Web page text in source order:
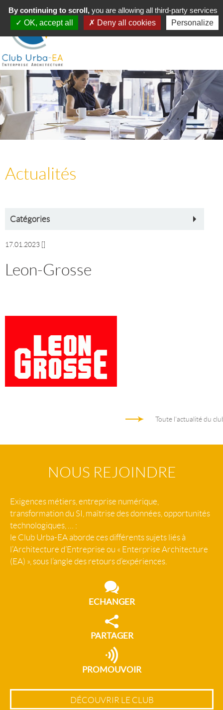
Toggle
navigation
MENU
Actualités
Catégories
17.01.2023
Leon-Grosse
Toute l'actualité du
NOUS REJOINDRE
Exigences métiers, entreprise numérique,
transformation du SI, maîtrise des données, opportunités
technologiques, … :
le Club Urba-EA aborde ces différents sujets liés à
l’Architecture d’Entreprise ou « Enterprise Architecture
(EA) », sous l’angle des retours d’expériences.
ECHANGER
PARTAGER
PROMOUVOIR
DÉCOUVRIR LE CLUB
By continuing to scroll,you are allowing all third-party services
OK, accept all
Deny all cookies Personalize